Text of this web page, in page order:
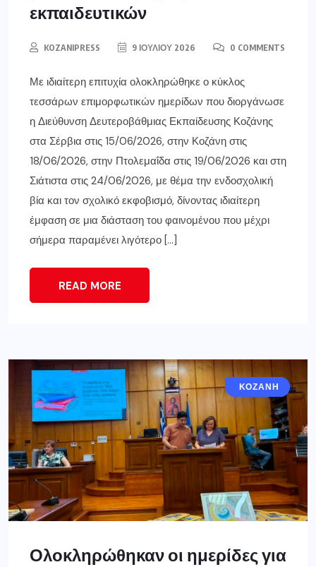
εκπαιδευτικών
KOZANIPRESS 9 ΙΟΥΛΊΟΥ 2026 0 COMMENTS
Με ιδιαίτερη επιτυχία ολοκληρώθηκε ο κύκλος
τεσσάρων επιμορφωτικών ημερίδων που διοργάνωσε
η Διεύθυνση Δευτεροβάθμιας Εκπαίδευσης Κοζάνης
στα Σέρβια στις 15/06/2026, στην Κοζάνη στις
18/06/2026, στην Πτολεμαΐδα στις 19/06/2026 και στη
Σιάτιστα στις 24/06/2026, με θέμα την ενδοσχολική
βία και τον σχολικό εκφοβισμό, δίνοντας ιδιαίτερη
έμφαση σε μια διάσταση του φαινομένου που μέχρι
σήμερα παραμένει λιγότερο […]
READ MORE
ΑΠΌΨΕΙΣ
ΚΟΖΆΝΗ
Ολοκληρώθηκαν οι ημερίδες για